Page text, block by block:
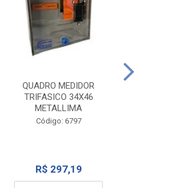
QUADRO MEDIDOR
TRIFASICO 34X46
METALLIMA
Código: 6797
R$ 297,19